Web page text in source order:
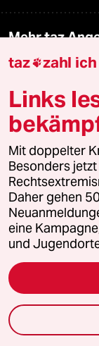
Mehr taz
Kantine
Shop
Anzeigen
Fragen & Hilfe
Feedback
Aboservice
taz zahl ich
Links
Mit doppelter
Besonders
Daher gehen
eine
und